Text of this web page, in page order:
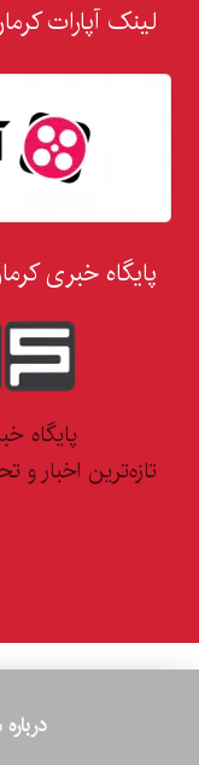
لینک آپارات
پایگاه خبری
پایگاه
تازه‌ترین اخبار
درباره